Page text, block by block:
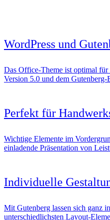
WordPress und
Das Office-Theme ist optimal für
Version 5.0 und dem Gutenberg-
Perfekt für
Wichtige Elemente im
einladende Präsentation von
Individuelle
Mit Gutenberg lassen sich ganz
unterschiedlichsten Layout-